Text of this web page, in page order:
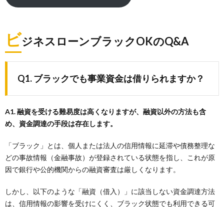
ビジネスローンブラックOKのQ&A
Q1. ブラックでも事業資金は借りられますか？
A1. 融資を受ける難易度は高くなりますが、融資以外の方法も含
め、資金調達の手段は存在します。
「ブラック」とは、個人または法人の信用情報に延滞や債務整理な
どの事故情報（金融事故）が登録されている状態を指し、これが原
因で銀行や公的機関からの融資審査は厳しくなります。
しかし、以下のような「融資（借入）」に該当しない資金調達方法
は、信用情報の影響を受けにくく、ブラック状態でも利用できる可